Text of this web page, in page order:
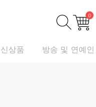
0
상품 방송 및 연예